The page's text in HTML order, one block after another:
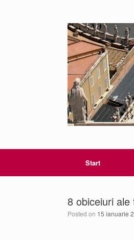
Start
8 obiceiuri
Posted on 15 ianuarie